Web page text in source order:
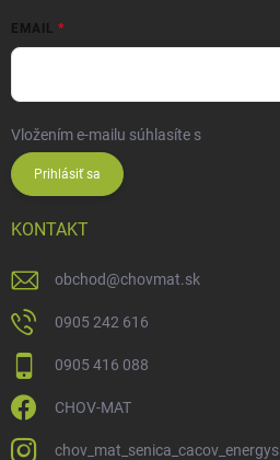
EMAIL
Vložením e-mailu súhlasíte s
Prihlásiť sa
KONTAKT
obchod@chovmat.sk
0905 242 616
0905 416 088
CHOV-MAT
chov_mat_senica_cacov_energys